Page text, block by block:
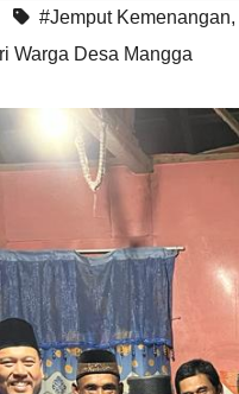
#Jemput Kemenangan,
Warga Desa Mangga